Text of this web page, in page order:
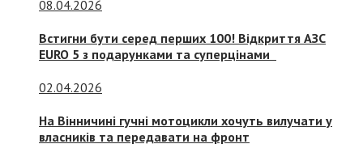
08.04.2026
Встигни бути серед перших 100! Відкриття АЗС
EURO 5 з подарунками та суперцінами
02.04.2026
На Вінничині гучні мотоцикли хочуть вилучати у
власників та передавати на фронт